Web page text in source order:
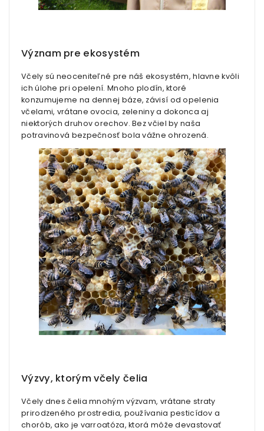
Význam pre ekosystém
Včely sú neoceniteľné pre náš ekosystém, hlavne kvôli
ich úlohe pri opelení. Mnoho plodín, ktoré
konzumujeme na dennej báze, závisí od opelenia
včelami, vrátane ovocia, zeleniny a dokonca aj
niektorých druhov orechov. Bez včiel by naša
potravinová bezpečnosť bola vážne ohrozená.
Výzvy, ktorým včely čelia
Včely dnes čelia mnohým výzvam, vrátane straty
prirodzeného prostredia, používania pesticídov a
chorôb, ako je varroatóza, ktorá môže devastovať